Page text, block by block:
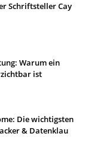
Schriftsteller Cay
Warum ein
ist
Die wichtigsten
& Datenklau